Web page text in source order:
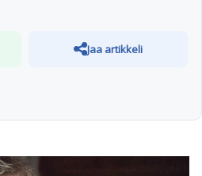
Jaa artikkeli